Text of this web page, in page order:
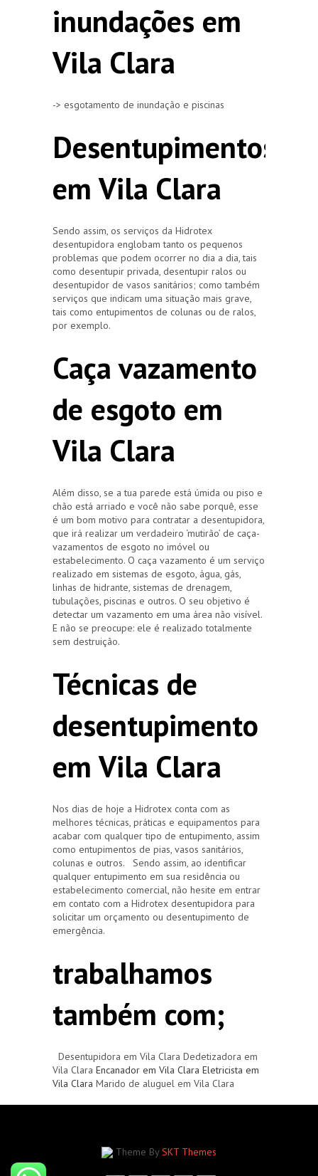
inundações em
Vila Clara
-> esgotamento de inundação e piscinas
Desentupimentos
em Vila Clara
Sendo assim, os serviços da Hidrotex
desentupidora englobam tanto os pequenos
problemas que podem ocorrer no dia a dia, tais
como desentupir privada, desentupir ralos ou
desentupidor de vasos sanitários; como também
serviços que indicam uma situação mais grave,
tais como entupimentos de colunas ou de ralos,
por exemplo.
Caça vazamento
de esgoto em
Vila Clara
Além disso, se a tua parede está úmida ou piso e
chão está arriado e você não sabe porquê, esse
é um bom motivo para contratar a desentupidora,
que irá realizar um verdadeiro ‘mutirão’ de caça-
vazamentos de esgoto no imóvel ou
estabelecimento. O caça vazamento é um serviço
realizado em sistemas de esgoto, água, gás,
linhas de hidrante, sistemas de drenagem,
tubulações, piscinas e outros. O seu objetivo é
detectar um vazamento em uma área não visível.
E não se preocupe: ele é realizado totalmente
sem destruição.
Técnicas de
desentupimento
em Vila Clara
Nos dias de hoje a Hidrotex conta com as
melhores técnicas, práticas e equipamentos para
acabar com qualquer tipo de entupimento, assim
como entupimentos de pias, vasos sanitários,
colunas e outros. Sendo assim, ao identificar
qualquer entupimento em sua residência ou
estabelecimento comercial, não hesite em entrar
em contato com a Hidrotex desentupidora para
solicitar um orçamento ou desentupimento de
emergência.
trabalhamos
também com;
Desentupidora em Vila Clara Dedetizadora em
Vila Clara Encanador em Vila Clara Eletricista em
Vila Clara Marido de aluguel em Vila Clara
Theme By SKT Themes